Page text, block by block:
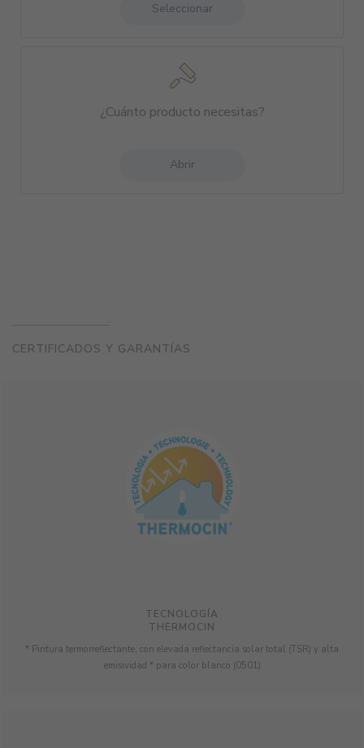
Seleccionar
¿Cuánto producto necesitas?
Abrir
CERTIFICADOS Y GARANTÍAS
TECNOLOGÍA
THERMOCIN
* Pintura termorreflectante, con elevada reflectancia solar total (TSR) y alta
emisividad * para color blanco (0501)